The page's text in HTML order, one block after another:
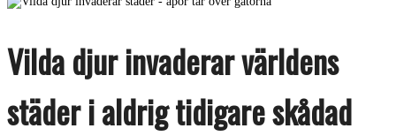
Vilda djur invaderar världens
städer i aldrig tidigare skådad